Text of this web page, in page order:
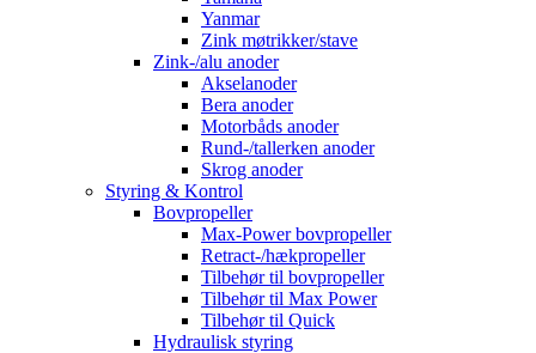
Yanmar
Zink møtrikker/stave
Zink-/alu anoder
Akselanoder
Bera anoder
Motorbåds anoder
Rund-/tallerken anoder
Skrog anoder
Styring & Kontrol
Bovpropeller
Max-Power bovpropeller
Retract-/hækpropeller
Tilbehør til bovpropeller
Tilbehør til Max Power
Tilbehør til Quick
Hydraulisk styring